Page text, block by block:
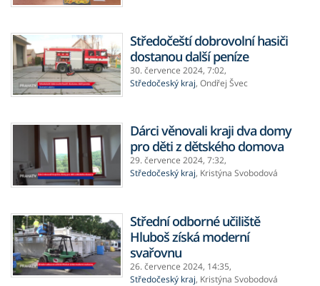
Středočeští dobrovolní hasiči
dostanou další peníze
30. července 2024, 7:02,
Středočeský kraj, Ondřej Švec
Dárci věnovali kraji dva domy
pro děti z dětského domova
29. července 2024, 7:32,
Středočeský kraj, Kristýna Svobodová
Střední odborné učiliště
Hluboš získá moderní
svařovnu
26. července 2024, 14:35,
Středočeský kraj, Kristýna Svobodová